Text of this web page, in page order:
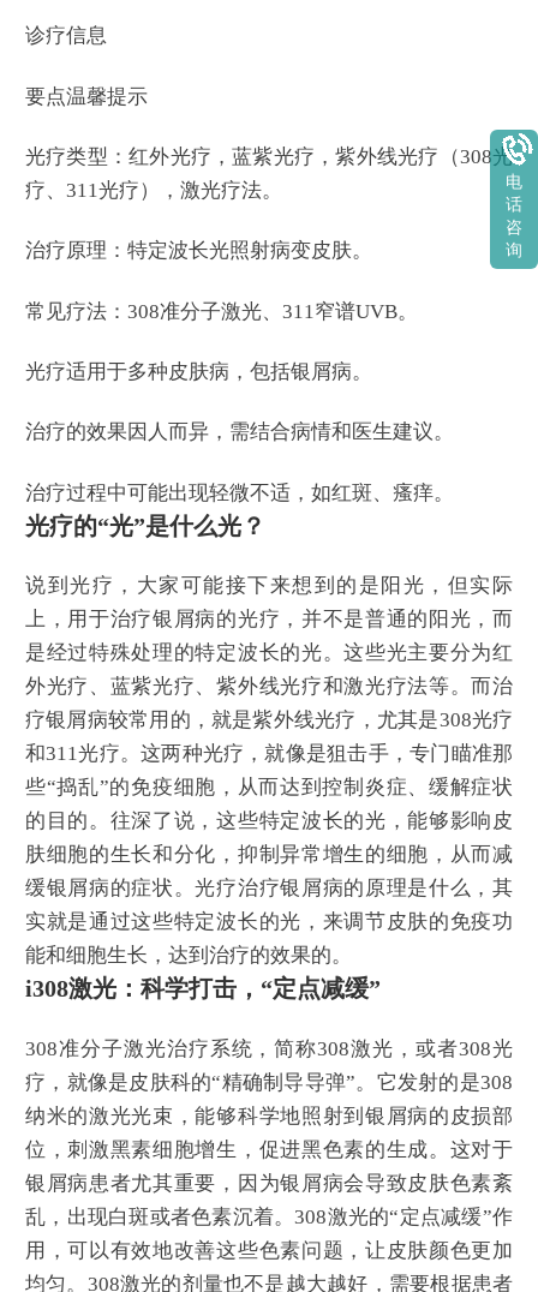
诊疗信息
要点温馨提示
光疗类型：红外光疗，蓝紫光疗，紫外线光疗（308光
疗、311光疗），激光疗法。
治疗原理：特定波长光照射病变皮肤。
常见疗法：308准分子激光、311窄谱UVB。
光疗适用于多种皮肤病，包括银屑病。
治疗的效果因人而异，需结合病情和医生建议。
治疗过程中可能出现轻微不适，如红斑、瘙痒。
光疗的“光”是什么光？
说到光疗，大家可能接下来想到的是阳光，但实际
上，用于治疗银屑病的光疗，并不是普通的阳光，而
是经过特殊处理的特定波长的光。这些光主要分为红
外光疗、蓝紫光疗、紫外线光疗和激光疗法等。而治
疗银屑病较常用的，就是紫外线光疗，尤其是308光疗
和311光疗。这两种光疗，就像是狙击手，专门瞄准那
些“捣乱”的免疫细胞，从而达到控制炎症、缓解症状
的目的。往深了说，这些特定波长的光，能够影响皮
肤细胞的生长和分化，抑制异常增生的细胞，从而减
缓银屑病的症状。光疗治疗银屑病的原理是什么，其
实就是通过这些特定波长的光，来调节皮肤的免疫功
能和细胞生长，达到治疗的效果的。
i308激光：科学打击，“定点减缓”
308准分子激光治疗系统，简称308激光，或者308光
疗，就像是皮肤科的“精确制导导弹”。它发射的是308
纳米的激光光束，能够科学地照射到银屑病的皮损部
位，刺激黑素细胞增生，促进黑色素的生成。这对于
银屑病患者尤其重要，因为银屑病会导致皮肤色素紊
乱，出现白斑或者色素沉着。308激光的“定点减缓”作
用，可以有效地改善这些色素问题，让皮肤颜色更加
均匀。308激光的剂量也不是越大越好，需要根据患者
电
话
咨
询